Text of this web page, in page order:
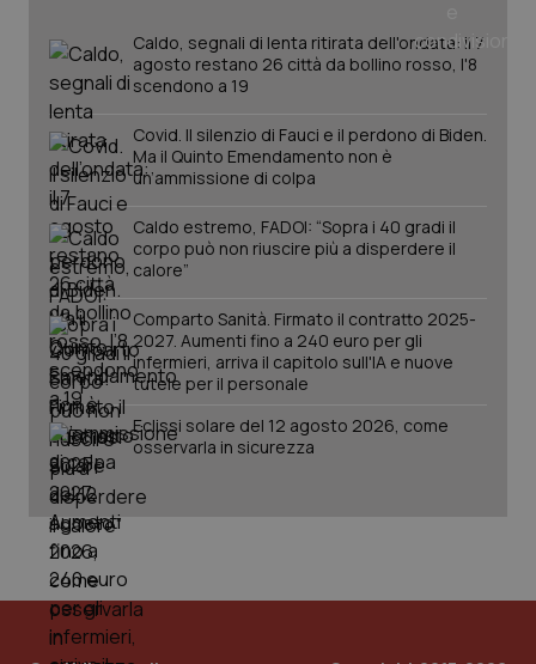
Caldo, segnali di lenta ritirata dell'ondata: il 7
agosto restano 26 città da bollino rosso, l'8
scendono a 19
Covid. Il silenzio di Fauci e il perdono di Biden.
Ma il Quinto Emendamento non è
un’ammissione di colpa
Caldo estremo, FADOI: “Sopra i 40 gradi il
corpo può non riuscire più a disperdere il
calore”
Comparto Sanità. Firmato il contratto 2025-
2027. Aumenti fino a 240 euro per gli
infermieri, arriva il capitolo sull'IA e nuove
tutele per il personale
Eclissi solare del 12 agosto 2026, come
osservarla in sicurezza
PHPSESSID
PHP.net
www.quotidianosanita.it
_ga_KM60CM4NPH
mese